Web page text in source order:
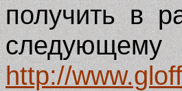
получить в
http://